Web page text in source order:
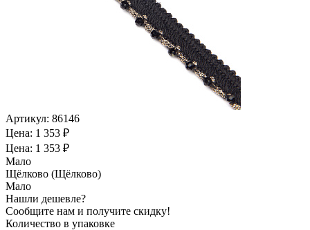
Артикул: 86146
Цена: 1 353 ₽
Цена: 1 353 ₽
Мало
Щёлково (Щёлково)
Мало
Нашли дешевле?
Сообщите нам и получите скидку!
Количество в упаковке